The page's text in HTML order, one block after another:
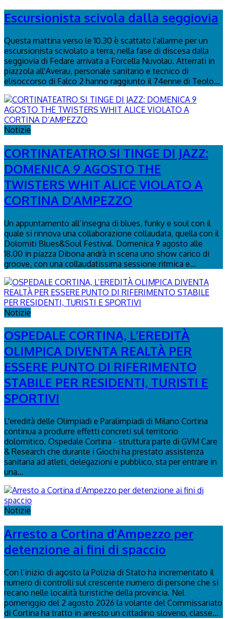
Escursionista scivola dalla seggiovia
Questa mattina verso le 10.30 è scattato l'allarme per un
escursionista scivolato a terra, nella fase di discesa dalla
seggiovia di Fedare arrivata a Forcella Nuvolau. Atterrati in
piazzola all'Averau, personale sanitario e tecnico di
elisoccorso di Falco 2 hanno raggiunto il 74enne di Teolo...
Notizie
CORTINATEATRO SI TINGE DI JAZZ:
DOMENICA 9 AGOSTO THE
TWISTERS WHIT ALICE VIOLATO A
CORTINA D’AMPEZZO
Un appuntamento all’insegna di blues, funky e soul con il
quale si rinnova una collaborazione collaudata, quella con il
Dolomiti Blues&Soul Festival. Domenica 9 agosto alle
18.00 in piazza Dibona andrà in scena uno show carico di
groove, con una collaudatissima sessione ritmica e...
Notizie
OSPEDALE CORTINA, L’EREDITÀ
OLIMPICA DIVENTA REALTÀ PER
ESSERE PUNTO DI RIFERIMENTO
STABILE PER RESIDENTI, TURISTI E
SPORTIVI
L'eredità delle Olimpiadi e Paralimpiadi di Milano Cortina
continua a produrre effetti concreti sul territorio
dolomitico. Ospedale Cortina - struttura parte di GVM Care
& Research che durante i Giochi ha prestato assistenza
sanitaria ad atleti, delegazioni e pubblico, sta per entrare in
una...
Notizie
Arresto a Cortina d'Ampezzo per
detenzione ai fini di spaccio
Con l’inizio di agosto la Polizia di Stato ha incrementato il
numero di controlli sul crescente numero di persone che si
recano nelle località turistiche della provincia. Nel
pomeriggio del 2 agosto 2026 la volante del Commissariato
di Cortina ha tratto in arresto un cittadino sloveno, classe...